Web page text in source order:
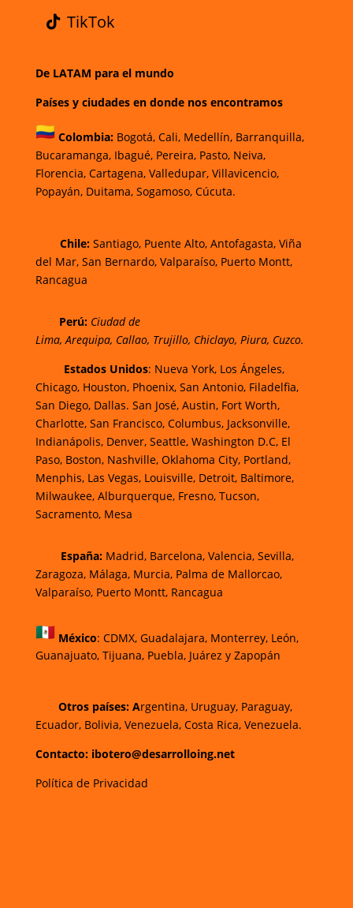
TikTok
De LATAM para el mundo
Países y ciudades en donde nos encontramos
Colombia: Bogotá,Cali, Medellín, Barranquilla,
Bucaramanga,Ibagué,Pereira,Pasto, Neiva,
Florencia, Cartagena, Valledupar, Villavicencio,
Popayán, Duitama, Sogamoso, Cúcuta.
Chile:Santiago, Puente Alto, Antofagasta, Viña
del Mar, San Bernardo, Valparaíso, Puerto Montt,
Rancagua
Perú: Ciudad de
Lima, Arequipa, Callao, Trujillo, Chiclayo, Piura, Cuzco.
Estados Unidos: Nueva York, Los Ángeles,
Chicago, Houston, Phoenix, San Antonio, Filadelfia,
San Diego, Dallas. San José, Austin, Fort Worth,
Charlotte, San Francisco, Columbus, Jacksonville,
Indianápolis, Denver, Seattle, Washington D.C, El
Paso, Boston, Nashville, Oklahoma City, Portland,
Menphis, Las Vegas, Louisville, Detroit, Baltimore,
Milwaukee, Alburquerque, Fresno, Tucson,
Sacramento, Mesa
España: Madrid, Barcelona, Valencia, Sevilla,
Zaragoza, Málaga, Murcia, Palma de Mallorcao,
Valparaíso, Puerto Montt, Rancagua
México: CDMX, Guadalajara, Monterrey, León,
Guanajuato, Tijuana, Puebla, Juárez y Zapopán
Otros países: Argentina, Uruguay, Paraguay,
Ecuador, Bolivia, Venezuela, Costa Rica, Venezuela.
Contacto: ibotero@desarrolloing.net
Política de Privacidad